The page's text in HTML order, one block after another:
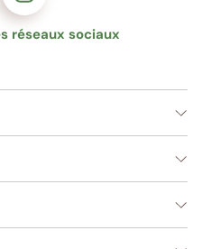
réseaux sociaux